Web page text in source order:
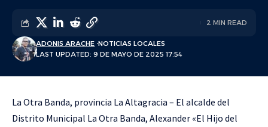
LAST UPDATED: 9 DE MAYO DE 2025 17:54
ADONIS ARACHE NOTICIAS LOCALES
2 MIN READ
La Otra Banda, provincia La Altagracia – El alcalde del
Distrito Municipal La Otra Banda, Alexander «El Hijo del